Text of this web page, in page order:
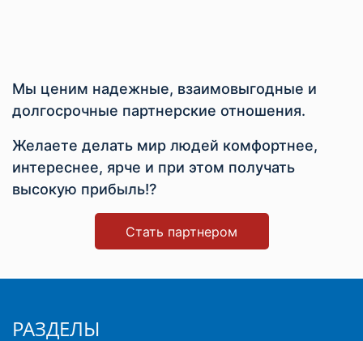
Мы ценим надежные, взаимовыгодные и
долгосрочные партнерские отношения.
Желаете делать мир людей комфортнее,
интереснее, ярче и при этом получать
высокую прибыль!?
Стать партнером
РАЗДЕЛЫ